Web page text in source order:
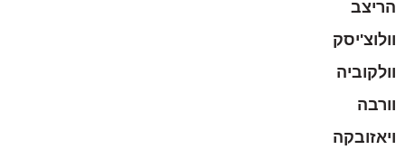
הריצב
וולוצ'יסק
וולקוביה
וורבה
ויאזובקה